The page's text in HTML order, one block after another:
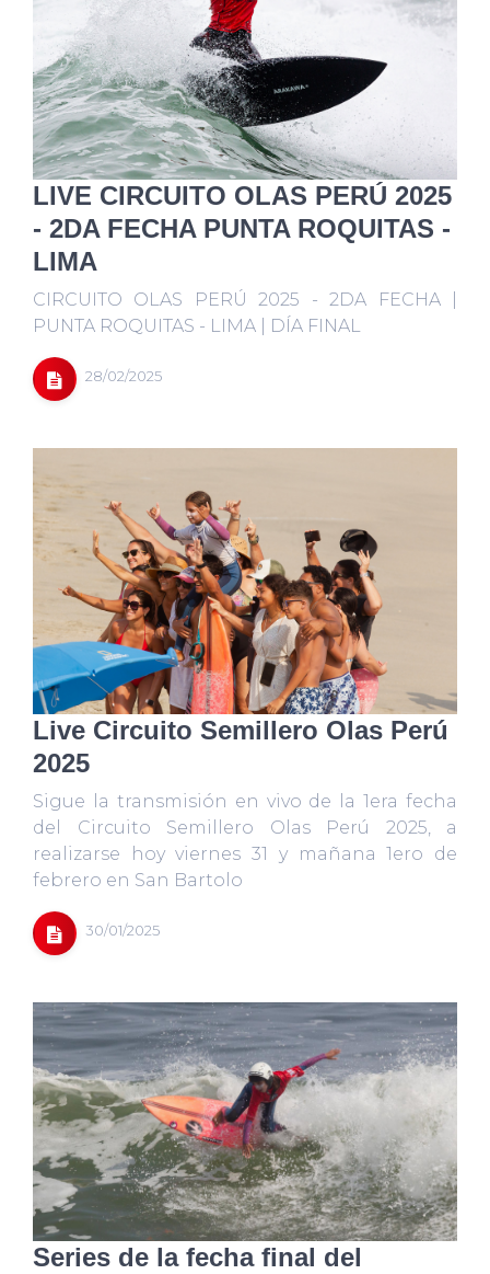
LIVE CIRCUITO OLAS PERÚ 2025
- 2DA FECHA PUNTA ROQUITAS -
LIMA
CIRCUITO OLAS PERÚ 2025 - 2DA FECHA |
PUNTA ROQUITAS - LIMA | DÍA FINAL
28/02/2025
Live Circuito Semillero Olas Perú
2025
Sigue la transmisión en vivo de la 1era fecha
del Circuito Semillero Olas Perú 2025, a
realizarse hoy viernes 31 y mañana 1ero de
febrero en San Bartolo
30/01/2025
Series de la fecha final del